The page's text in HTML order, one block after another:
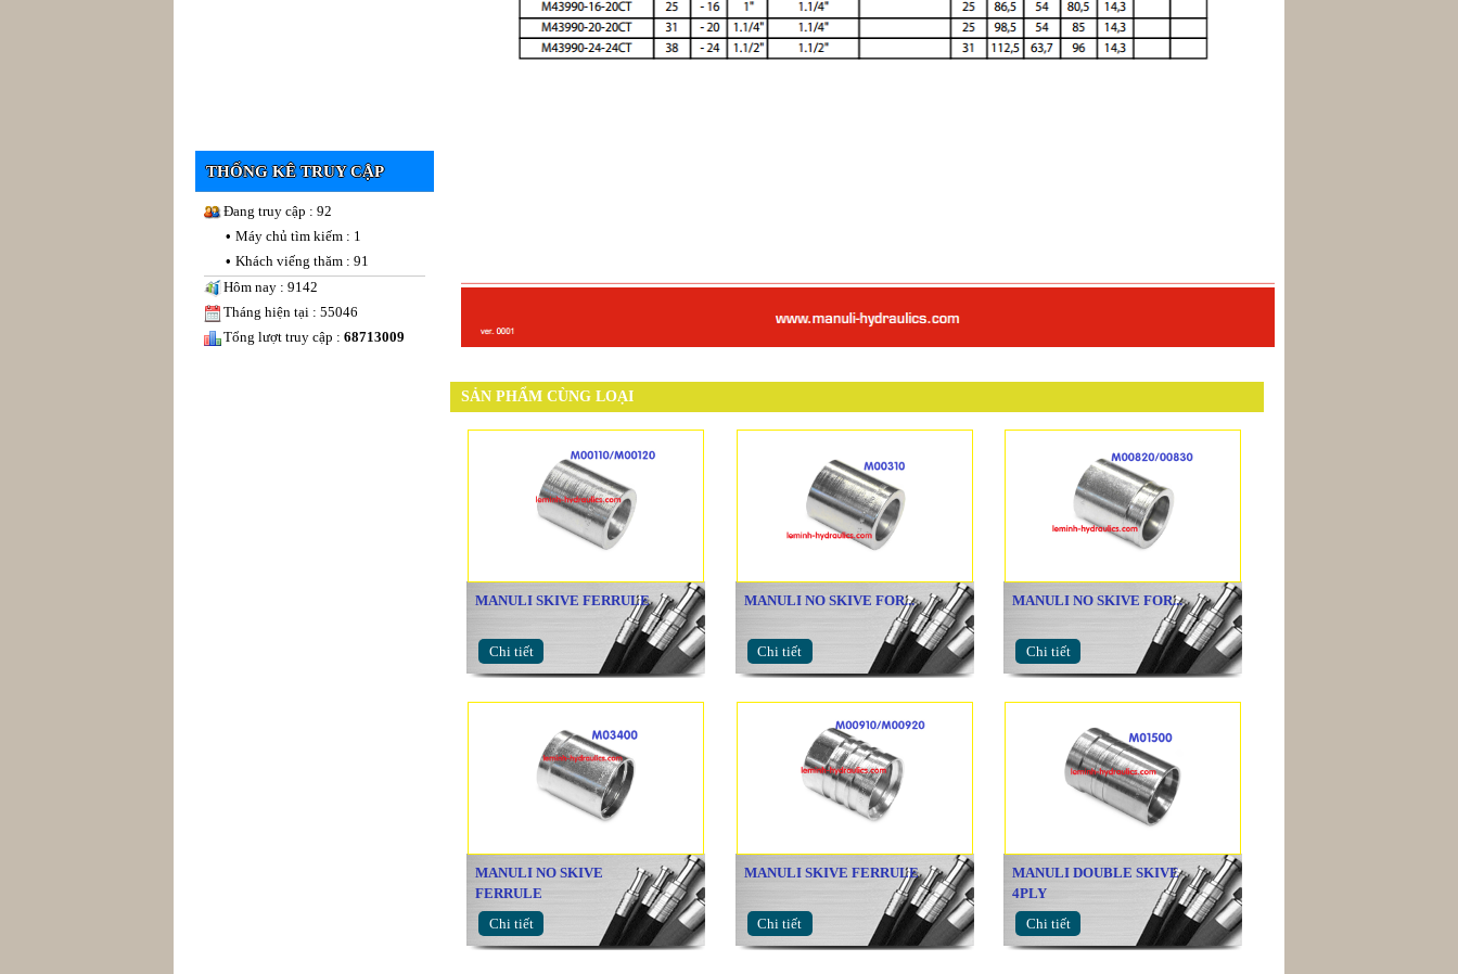
THỐNG KÊ TRUY CẬP
Đang truy cập : 92
• Máy chủ tìm kiếm : 1
• Khách viếng thăm : 91
Hôm nay : 9142
Tháng hiện tại : 55046
Tổng lượt truy cập : 68713009
SẢN PHẨM CÙNG LOẠI
MANULI SKIVE FERRULE
Chi tiết
MANULI NO SKIVE FOR...
Chi tiết
MANULI NO SKIVE FOR...
Chi tiết
MANULI NO SKIVE
FERRULE
Chi tiết
MANULI SKIVE FERRULE
Chi tiết
MANULI DOUBLE SKIVE
4PLY
Chi tiết